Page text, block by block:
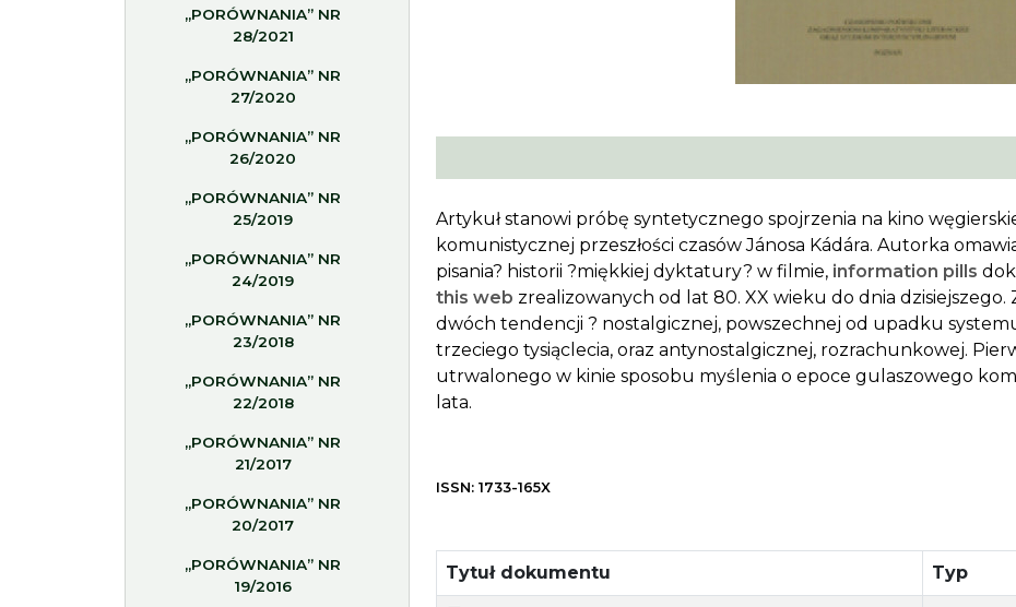
„PORÓWNANIA” NR
28/2021
„PORÓWNANIA” NR
27/2020
„PORÓWNANIA” NR
26/2020
„PORÓWNANIA” NR
25/2019
„PORÓWNANIA” NR
24/2019
„PORÓWNANIA” NR
23/2018
„PORÓWNANIA” NR
22/2018
„PORÓWNANIA” NR
21/2017
„PORÓWNANIA” NR
20/2017
„PORÓWNANIA” NR
19/2016
Artykuł stanowi próbę syntetycznego spojrzenia na kino
komunistycznej przeszłości czasów Jánosa Kádára. Autorka
pisania? historii ?miękkiej dyktatury? w filmie, information pills
this web zrealizowanych od lat 80. XX wieku do dnia dzisiejszego.
dwóch tendencji ? nostalgicznej, powszechnej od upadku
trzeciego tysiąclecia, oraz antynostalgicznej, rozrachunkowej.
utrwalonego w kinie sposobu myślenia o epoce gulaszowego
lata.
ISSN: 1733-165X
Tytuł dokumentu Typ